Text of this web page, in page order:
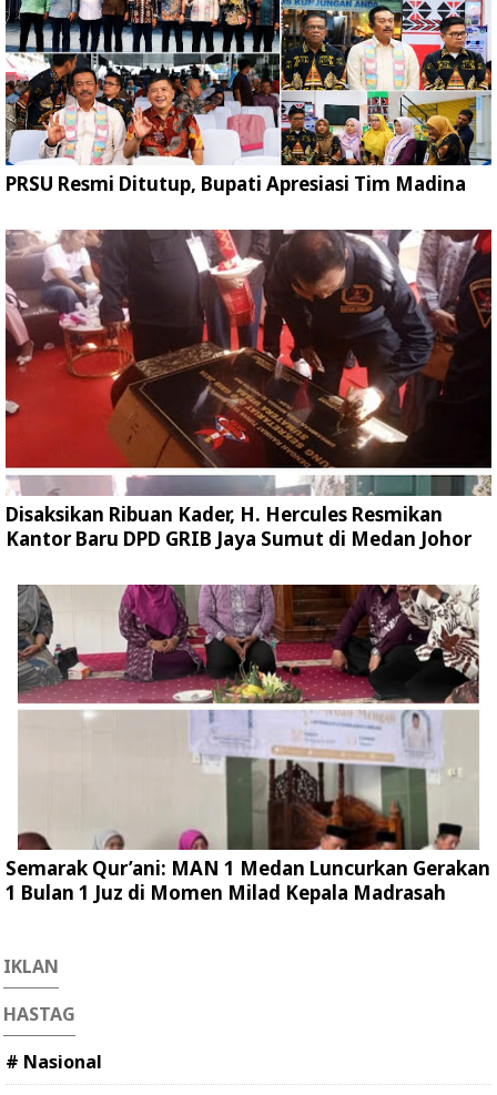
PRSU Resmi Ditutup, Bupati Apresiasi Tim Madina
Disaksikan Ribuan Kader, H. Hercules Resmikan
Kantor Baru DPD GRIB Jaya Sumut di Medan Johor
Semarak Qur’ani: MAN 1 Medan Luncurkan Gerakan
1 Bulan 1 Juz di Momen Milad Kepala Madrasah
IKLAN
HASTAG
# Nasional